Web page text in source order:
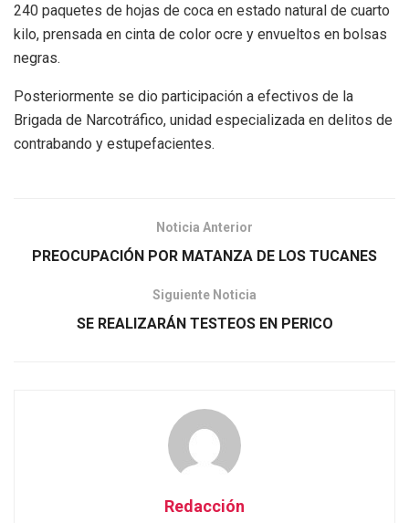
240 paquetes de hojas de coca en estado natural de cuarto
kilo, prensada en cinta de color ocre y envueltos en bolsas
negras.
Posteriormente se dio participación a efectivos de la
Brigada de Narcotráfico, unidad especializada en delitos de
contrabando y estupefacientes.
Noticia Anterior
PREOCUPACIÓN POR MATANZA DE LOS TUCANES
Siguiente Noticia
SE REALIZARÁN TESTEOS EN PERICO
Redacción